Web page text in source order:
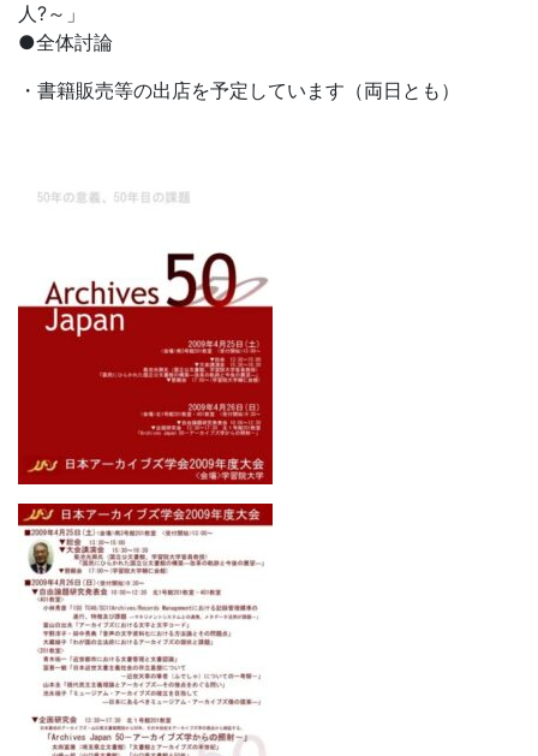
人?～」
●全体討論
・書籍販売等の出店を予定しています（両日とも）